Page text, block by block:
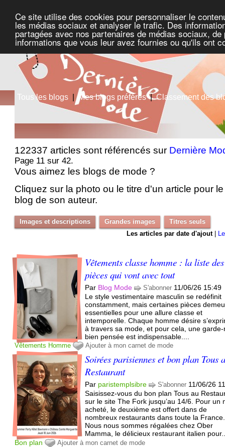
Ce site utilise des cookies pour personnaliser le
les médias sociaux et analyser le trafic. Des
partagées avec nos partenaires de médias sociaux,
informations que vous leur avez fournies ou qu'ils ont
Tous les blogs | Mes blogs préférés|Classement des
122337 articles sont référencés sur Dernière
Page 11 sur 42.
Vous aimez les blogs de mode ?
Cliquez sur la photo ou le titre d'un article pour
blog de son auteur.
Images et descriptions Grandes images
Titres seuls
Les articles par date d'ajout|
Vêtements classe homme : la liste des
pièces qui vont avec tout
Par Blog Mode S'abonner 11/06/26 15:49
Le style vestimentaire masculin se redéfinit
constamment, mais certaines pièces
essentielles pour une allure classe et
intemporelle. Chaque homme désire
à travers sa mode, et pour cela, une
bien pensée est indispensable....
Vêtements Homme Ajouter à mon carnet de mode
Soirées parisiennes et bon plan Tous
Restaurant
Par paristemplsibre S'abonner 11/06/26
Saisissez-vous du bon plan Tous au
sur le site The Fork jusqu’au 14/6. Pour un
acheté, le deuxième est offert dans de
nombreux restaurants dans toute la France.
Nous nous sommes régalées chez Ober
Mamma, le délicieux restaurant italien
Bon plan
Ajouter à mon carnet de mode